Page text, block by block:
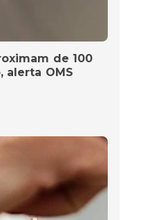
de 100
alerta OMS